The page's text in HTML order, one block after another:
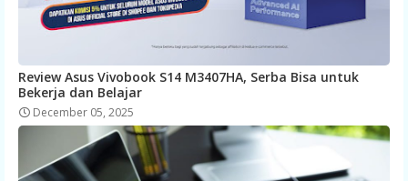
Review Asus Vivobook S14 M3407HA, Serba Bisa untuk
Bekerja dan Belajar
December 05, 2025